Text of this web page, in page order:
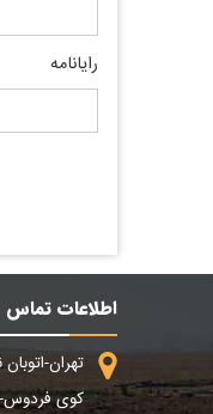
رایانامه
اطلاعات تماس
تهران-